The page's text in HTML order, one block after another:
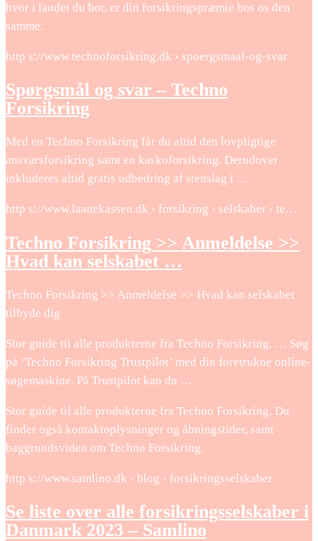
hvor i landet du bor, er din forsikringspræmie hos os den
samme.
http s://www.technoforsikring.dk › spoergsmaal-og-svar
Spørgsmål og svar – Techno
Forsikring
Med en Techno Forsikring får du altid den lovpligtige
ansvarsforsikring samt en kaskoforsikring. Derudover
inkluderes altid gratis udbedring af stenslag i …
http s://www.laanekassen.dk › forsikring › selskaber › te…
Techno Forsikring >> Anmeldelse >>
Hvad kan selskabet …
Techno Forsikring >> Anmeldelse >> Hvad kan selskabet
tilbyde dig
Stor guide til alle produkterne fra Techno Forsikring. … Søg
på ‘Techno Forsikring Trustpilot’ med din foretrukne online-
søgemaskine. På Trustpilot kan du …
Stor guide til alle produkterne fra Techno Forsikring. Du
finder også kontaktoplysninger og åbningstider, samt
baggrundsviden om Techno Forsikring.
http s://www.samlino.dk › blog › forsikringsselskaber
Se liste over alle forsikringsselskaber i
Danmark 2023 – Samlino